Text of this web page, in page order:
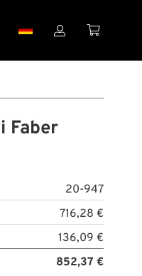
 
Faber
20-947
716,28 €
136,09 €
852,37 €